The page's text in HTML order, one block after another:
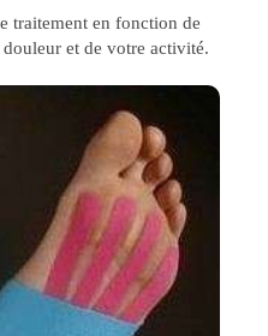
traitement en fonction de
et de votre activité.